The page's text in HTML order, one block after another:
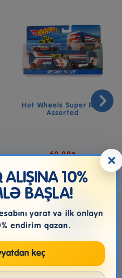
Hot Wheels Super Rigs
Assorted
60.99₼ ×
10%
BAŞLA!
yarat və ilk onlayn
endirim qazan.
keç